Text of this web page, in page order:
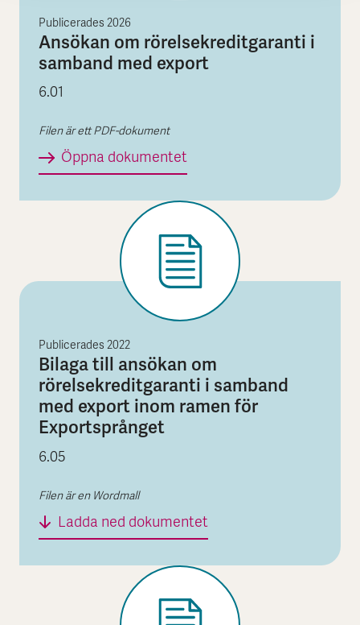
Publicerades 2026
Ansökan om rörelsekreditgaranti i
samband med export
6.01
Filen är ett PDF-dokument
Öppna dokumentetAnsökan om
Publicerades 2022
Bilaga till ansökan om
rörelsekreditgaranti i samband
med export inom ramen för
Exportsprånget
6.05
Filen är en Wordmall
Ladda ned dokumentetBilaga till ansökan om